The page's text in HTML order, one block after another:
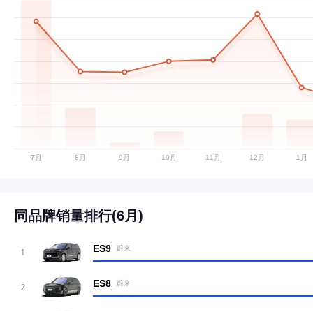
同品牌销量排行(6月)
1 ES9 蔚来
2 ES8 蔚来